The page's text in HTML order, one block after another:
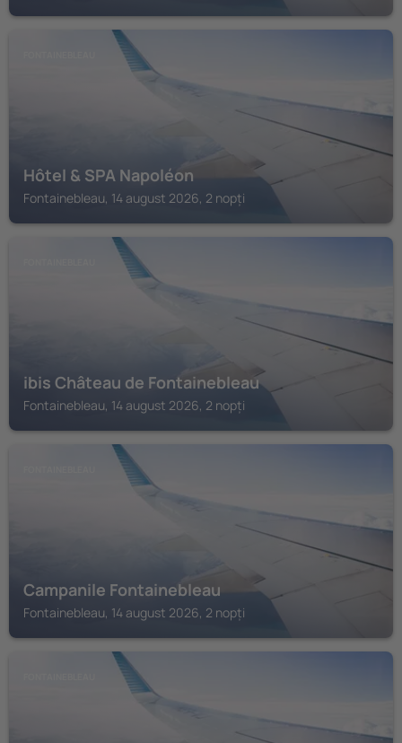
Hôtel & SPA Napoléon
Fontainebleau, 14 august 2026, 2 nopți
ibis Château de Fontainebleau
Fontainebleau, 14 august 2026, 2 nopți
Campanile Fontainebleau
Fontainebleau, 14 august 2026, 2 nopți